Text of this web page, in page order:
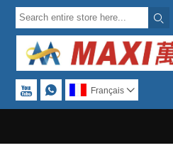

  Français 